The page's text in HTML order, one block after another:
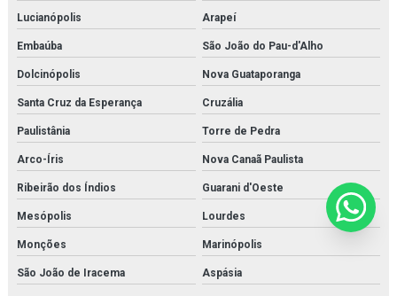
Lucianópolis Arapeí
Embaúba São João do Pau-d'Alho
Dolcinópolis Nova Guataporanga
Santa Cruz da Esperança Cruzália
Paulistânia Torre de Pedra
Arco-Íris Nova Canaã Paulista
Ribeirão dos Índios Guarani d'Oeste
Mesópolis Lourdes
Monções Marinópolis
São João de Iracema Aspásia